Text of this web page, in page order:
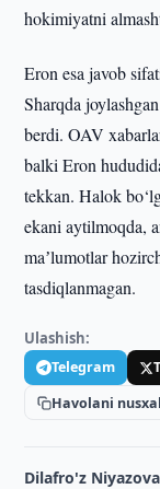
hokimiyatni
Eron esa javob
Sharqda
berdi. OAV
balki Eron
tekkan. Halok
ekani aytilmoqda,
maʼlumotlar
tasdiqlanmagan.
Ulashish:
Telegram
Havolani
Dilafro'z Niyazova